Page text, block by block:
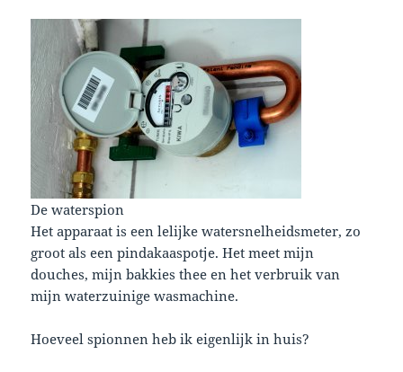
De waterspion
Het apparaat is een lelijke watersnelheidsmeter, zo
groot als een pindakaaspotje. Het meet mijn
douches, mijn bakkies thee en het verbruik van
mijn waterzuinige wasmachine.
Hoeveel spionnen heb ik eigenlijk in huis?